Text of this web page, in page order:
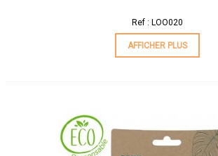
Ref : LOO020
AFFICHER PLUS